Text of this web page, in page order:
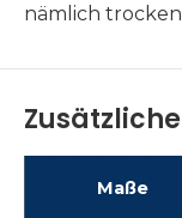
nämlich
Maße